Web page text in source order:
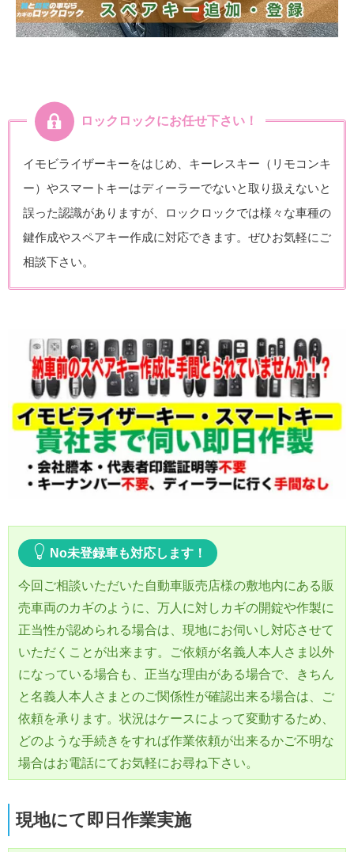
ロックロックにお任せ下さい！
イモビライザーキーをはじめ、キーレスキー（リモコンキ
ー）やスマートキーはディーラーでないと取り扱えないと
誤った認識がありますが、ロックロックでは様々な車種の
鍵作成やスペアキー作成に対応できます。ぜひお気軽にご
相談下さい。
No未登録車も対応します！
今回ご相談いただいた自動車販売店様の敷地内にある販
売車両のカギのように、万人に対しカギの開錠や作製に
正当性が認められる場合は、現地にお伺いし対応させて
いただくことが出来ます。ご依頼が名義人本人さま以外
になっている場合も、正当な理由がある場合で、きちん
と名義人本人さまとのご関係性が確認出来る場合は、ご
依頼を承ります。状況はケースによって変動するため、
どのような手続きをすれば作業依頼が出来るかご不明な
場合はお電話にてお気軽にお尋ね下さい。
現地にて即日作業実施